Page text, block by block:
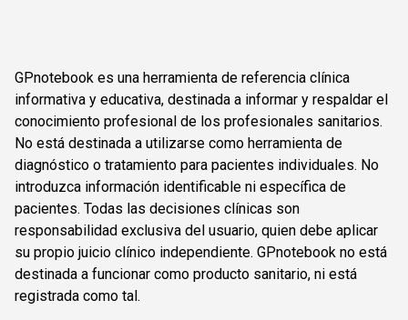
GPnotebook es una herramienta de referencia clínica
informativa y educativa, destinada a informar y respaldar el
conocimiento profesional de los profesionales sanitarios.
No está destinada a utilizarse como herramienta de
diagnóstico o tratamiento para pacientes individuales. No
introduzca información identificable ni específica de
pacientes. Todas las decisiones clínicas son
responsabilidad exclusiva del usuario, quien debe aplicar
su propio juicio clínico independiente. GPnotebook no está
destinada a funcionar como producto sanitario, ni está
registrada como tal.